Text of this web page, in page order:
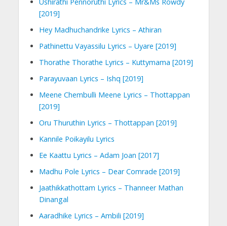
[2019]
Hey Madhuchandrike Lyrics – Athiran
Pathinettu Vayassilu Lyrics – Uyare [2019]
Thorathe Thorathe Lyrics – Kuttymama [2019]
Parayuvaan Lyrics – Ishq [2019]
Meene Chembulli Meene Lyrics – Thottappan
[2019]
Oru Thuruthin Lyrics – Thottappan [2019]
Kannile Poikayilu Lyrics
Ee Kaattu Lyrics – Adam Joan [2017]
Madhu Pole Lyrics – Dear Comrade [2019]
Jaathikkathottam Lyrics – Thanneer Mathan
Dinangal
Aaradhike Lyrics – Ambili [2019]